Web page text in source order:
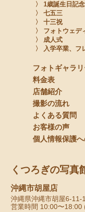
〉 1歳誕生日記念
〉 七五三
〉 十三祝
〉 フォトウェデ
〉 成人式
〉 入学卒業、フ
フォトギャラ
料金表
店舗紹介
撮影の流れ
よくある質問
お客様の声
個人情報保護
くつろぎの写真
沖縄市胡屋店
沖縄県沖縄市胡屋6-
営業時間 10:00〜18:00